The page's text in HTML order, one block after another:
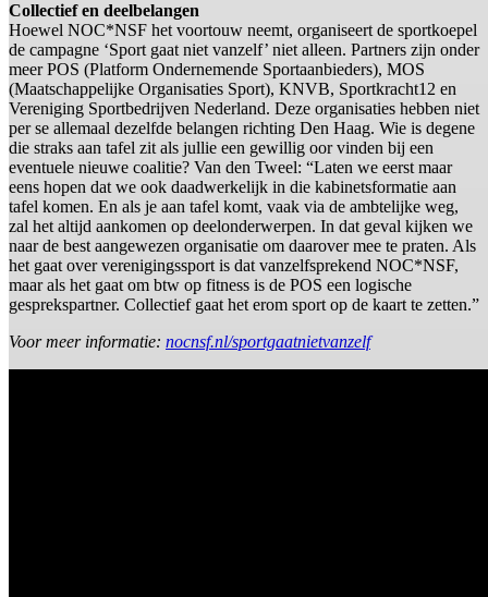
Collectief en deelbelangen
Hoewel NOC*NSF het voortouw neemt, organiseert de sportkoepel
de campagne ‘Sport gaat niet vanzelf’ niet alleen. Partners zijn onder
meer POS (Platform Ondernemende Sportaanbieders), MOS
(Maatschappelijke Organisaties Sport), KNVB, Sportkracht12 en
Vereniging Sportbedrijven Nederland. Deze organisaties hebben niet
per se allemaal dezelfde belangen richting Den Haag. Wie is degene
die straks aan tafel zit als jullie een gewillig oor vinden bij een
eventuele nieuwe coalitie? Van den Tweel: “Laten we eerst maar
eens hopen dat we ook daadwerkelijk in die kabinetsformatie aan
tafel komen. En als je aan tafel komt, vaak via de ambtelijke weg,
zal het altijd aankomen op deelonderwerpen. In dat geval kijken we
naar de best aangewezen organisatie om daarover mee te praten. Als
het gaat over verenigingssport is dat vanzelfsprekend NOC*NSF,
maar als het gaat om btw op fitness is de POS een logische
gesprekspartner. Collectief gaat het erom sport op de kaart te zetten.”
Voor meer informatie: nocnsf.nl/sportgaatnietvanzelf